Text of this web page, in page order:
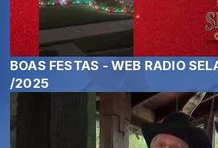
BOAS FESTAS - WEB RADIO
/2025